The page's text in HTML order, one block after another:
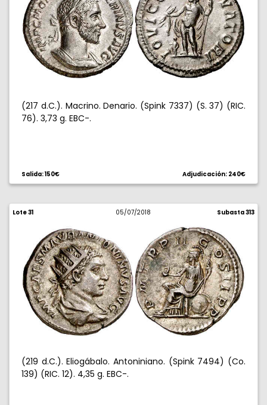
(217 d.C.). Macrino. Denario. (Spink 7337) (S. 37) (RIC.
76). 3,73 g. EBC-.
Salida: 150€ Adjudicación: 240€
Lote 31 05/07/2018 Subasta 313
(219 d.C.). Eliogábalo. Antoniniano. (Spink 7494) (Co.
139) (RIC. 12). 4,35 g. EBC-.